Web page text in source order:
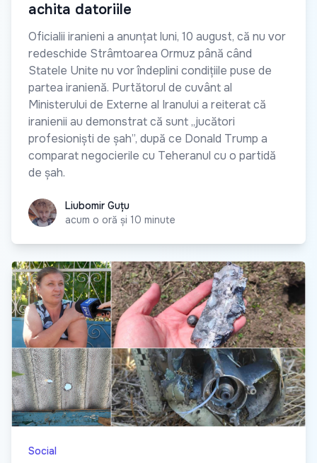
achita datoriile
Oficialii iranieni a anunțat luni, 10 august, că nu vor
redeschide Strâmtoarea Ormuz până când
Statele Unite nu vor îndeplini condițiile puse de
partea iranienă. Purtătorul de cuvânt al
Ministerului de Externe al Iranului a reiterat că
iranienii au demonstrat că sunt „jucători
profesioniști de șah”, după ce Donald Trump a
comparat negocierile cu Teheranul cu o partidă
de șah.
Liubomir Guțu
Liubomir Guțu
acum o oră și 10 minute
Social